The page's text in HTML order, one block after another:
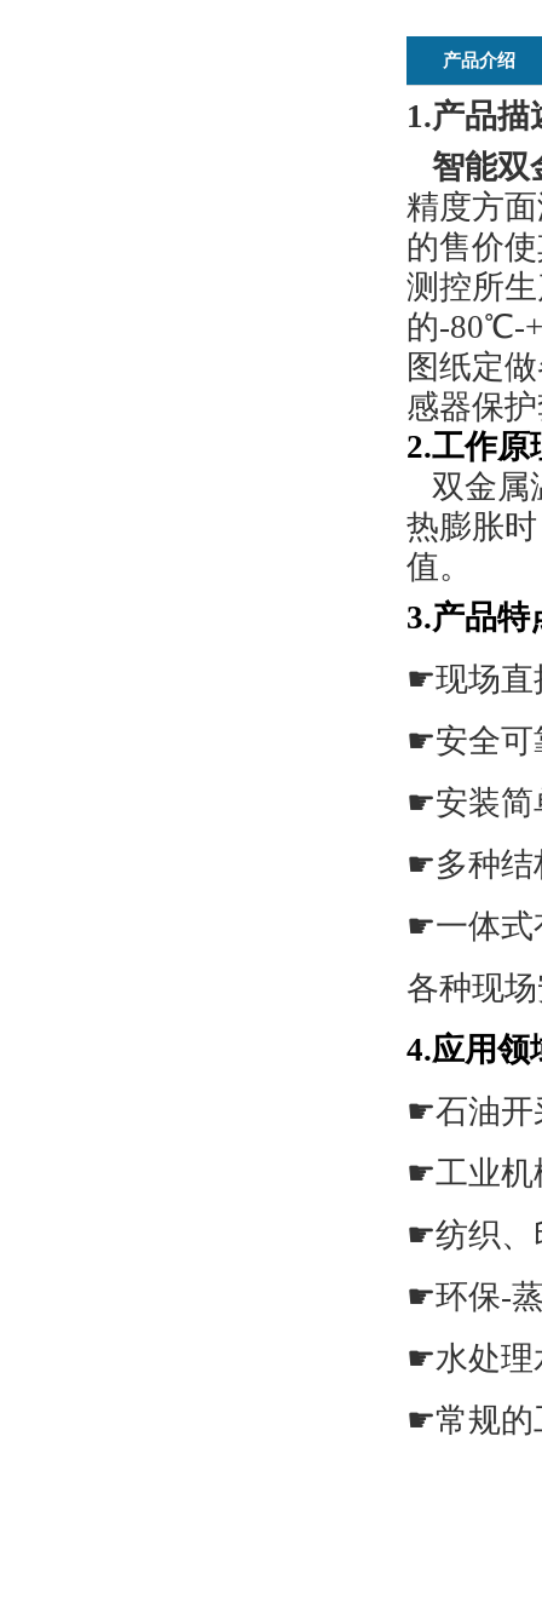
产品介绍
1.产品描
智能双
精度方
的售价
测控所
的-80℃-
图纸定
感器保
2.工作原
双金属
热膨胀
值。
3.产品特
☛现场
☛安全可
☛安装简
☛多种
☛一体
各种现
4.应用领
☛石油
☛工业
☛纺织
☛环保-
☛水处
☛常规